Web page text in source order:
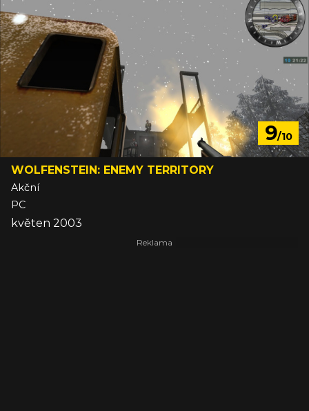
9/10
WOLFENSTEIN: ENEMY TERRITORY
Akční
PC
květen 2003